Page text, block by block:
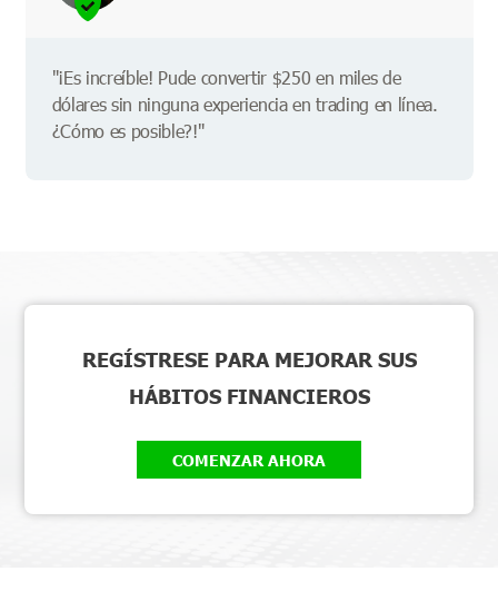
"¡Es increíble! Pude convertir $250 en miles de
dólares sin ninguna experiencia en trading en línea.
¿Cómo es posible?!"
REGÍSTRESE PARA MEJORAR SUS
HÁBITOS FINANCIEROS
COMENZAR AHORA